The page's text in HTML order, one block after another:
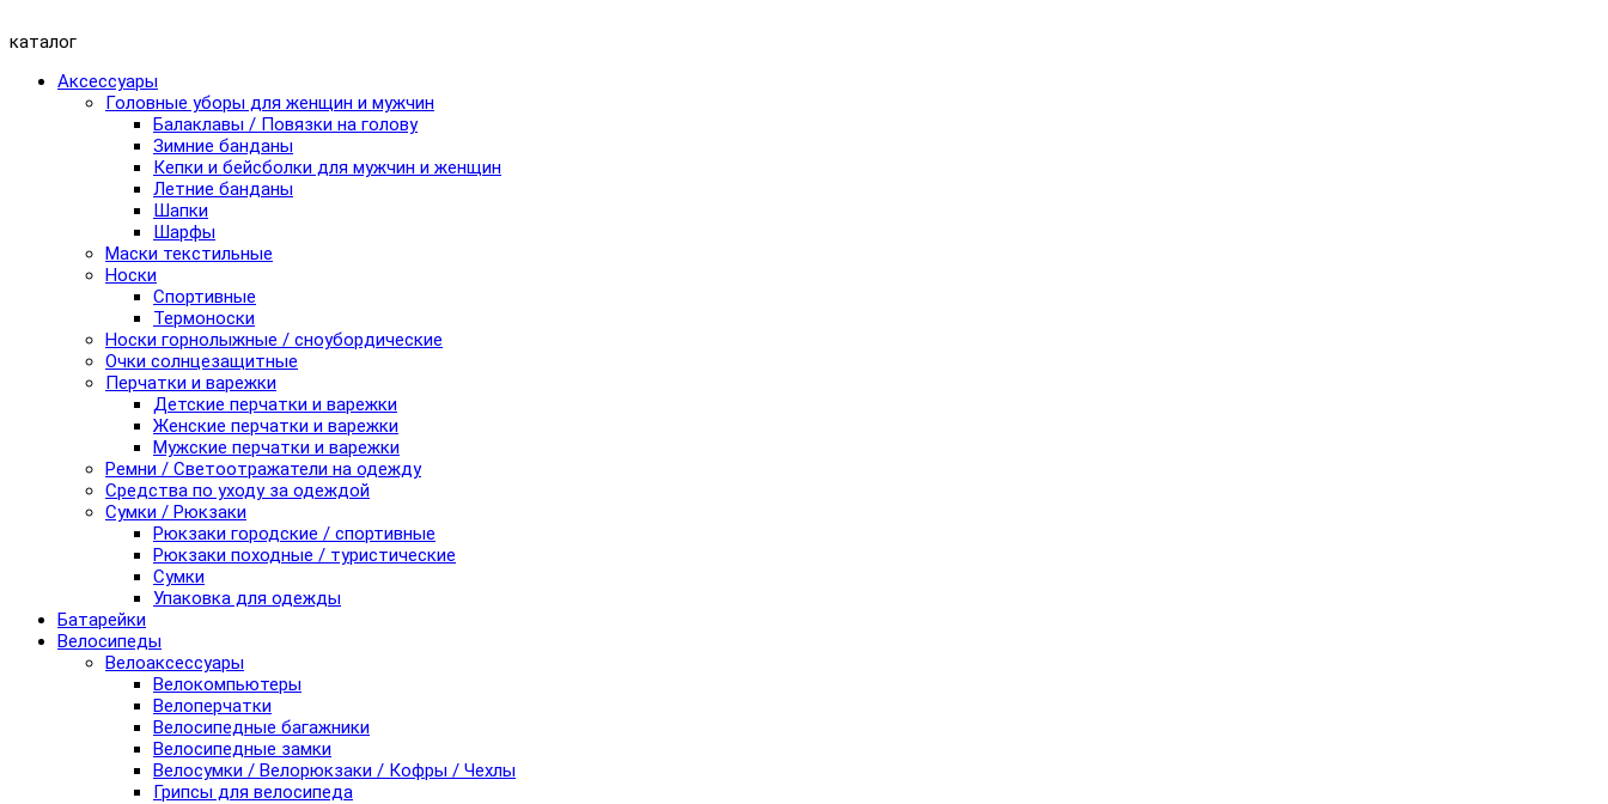
каталог
Аксессуары
Головные уборы для женщин и мужчин
Балаклавы / Повязки на голову
Зимние банданы
Кепки и бейсболки для мужчин и женщин
Летние банданы
Шапки
Шарфы
Маски текстильные
Носки
Спортивные
Термоноски
Носки горнолыжные / сноубордические
Очки солнцезащитные
Перчатки и варежки
Детские перчатки и варежки
Женские перчатки и варежки
Мужские перчатки и варежки
Ремни / Светоотражатели на одежду
Средства по уходу за одеждой
Сумки / Рюкзаки
Рюкзаки городские / спортивные
Рюкзаки походные / туристические
Сумки
Упаковка для одежды
Батарейки
Велосипеды
Велоаксессуары
Велокомпьютеры
Велоперчатки
Велосипедные багажники
Велосипедные замки
Велосумки / Велорюкзаки / Кофры / Чехлы
Грипсы для велосипеда